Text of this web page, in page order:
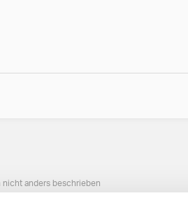
nicht anders beschrieben